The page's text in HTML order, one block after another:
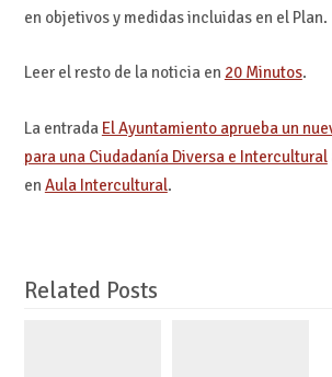
en objetivos y medidas incluidas en el Plan.
Leer el resto de la noticia en 20 Minutos.
La entrada El Ayuntamiento aprueba un
para una Ciudadanía Diversa e Intercultural
en Aula Intercultural.
Related Posts